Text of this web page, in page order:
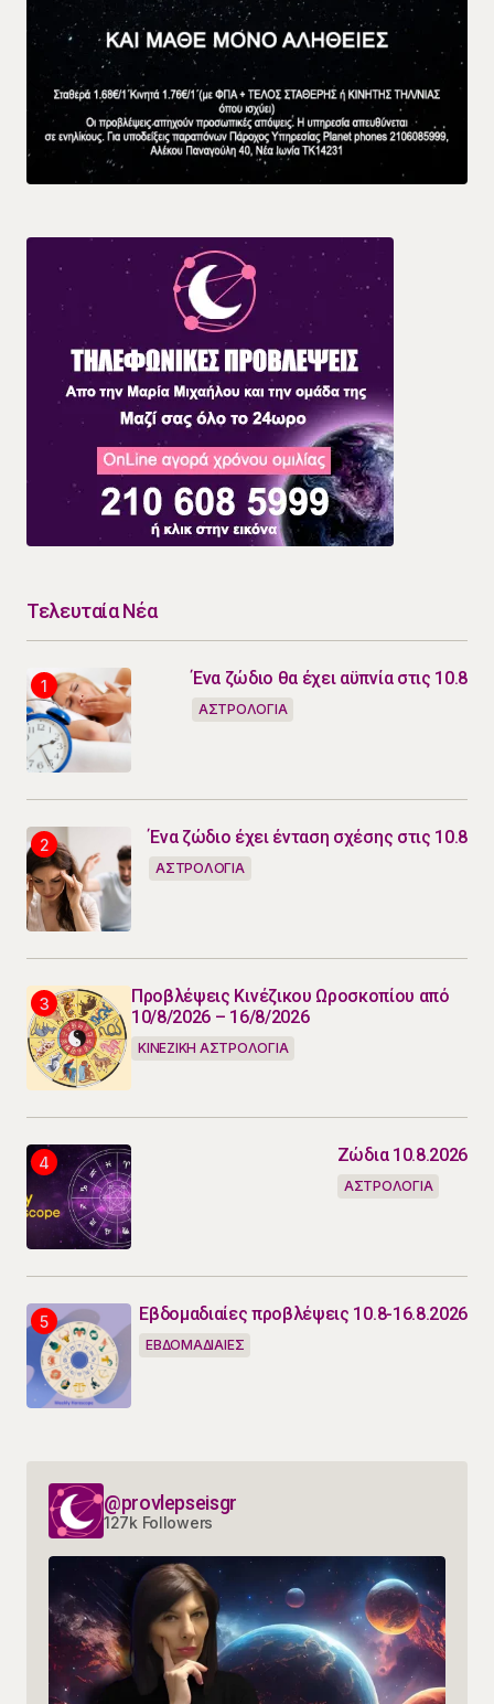
Τελευταία Νέα
Ένα ζώδιο θα έχει αϋπνία στις 10.8
ΑΣΤΡΟΛΟΓΙΑ
Ένα ζώδιο έχει ένταση σχέσης στις 10.8
ΑΣΤΡΟΛΟΓΙΑ
Προβλέψεις Κινέζικου Ωροσκοπίου από
10/8/2026 – 16/8/2026
ΚΙΝΕΖΙΚΗ ΑΣΤΡΟΛΟΓΙΑ
Ζώδια 10.8.2026
ΑΣΤΡΟΛΟΓΙΑ
Εβδομαδιαίες προβλέψεις 10.8-16.8.2026
ΕΒΔΟΜΑΔΙΑΙΕΣ
@provlepseisgr
127k Followers